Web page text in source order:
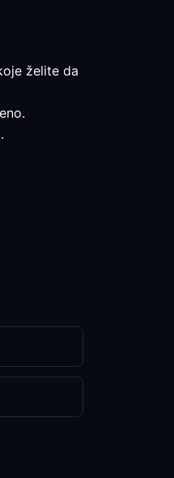
želite da